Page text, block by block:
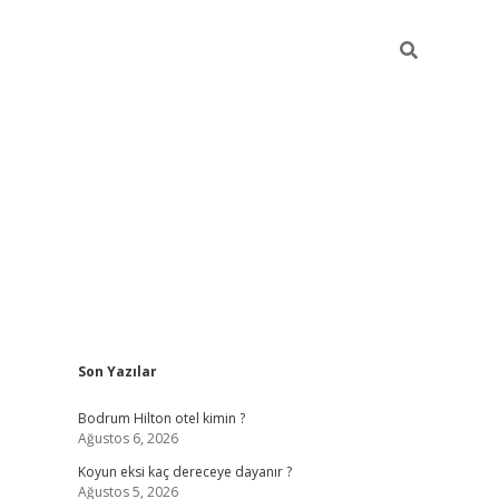
Sidebar
Son Yazılar
Bodrum Hilton otel kimin ?
Ağustos 6, 2026
Koyun eksi kaç dereceye dayanır ?
Ağustos 5, 2026
ilbetbetcipiabellacasino sitesi